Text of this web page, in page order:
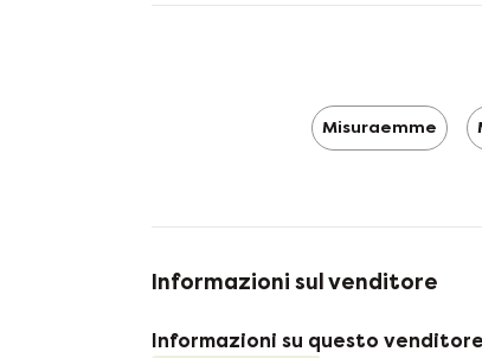
Misuraemme
Informazioni sul venditore
Informazioni su questo venditore